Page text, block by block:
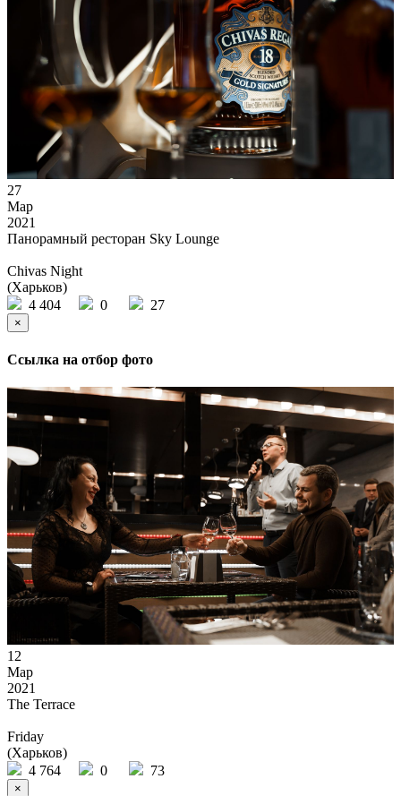
27
Мар
2021
Панорамный ресторан Sky Lounge
Chivas Night
(Харьков)
4 404
0 27
×
Ссылка на отбор фото
12
Мар
2021
The Terrace
Friday
(Харьков)
4 764
0 73
×